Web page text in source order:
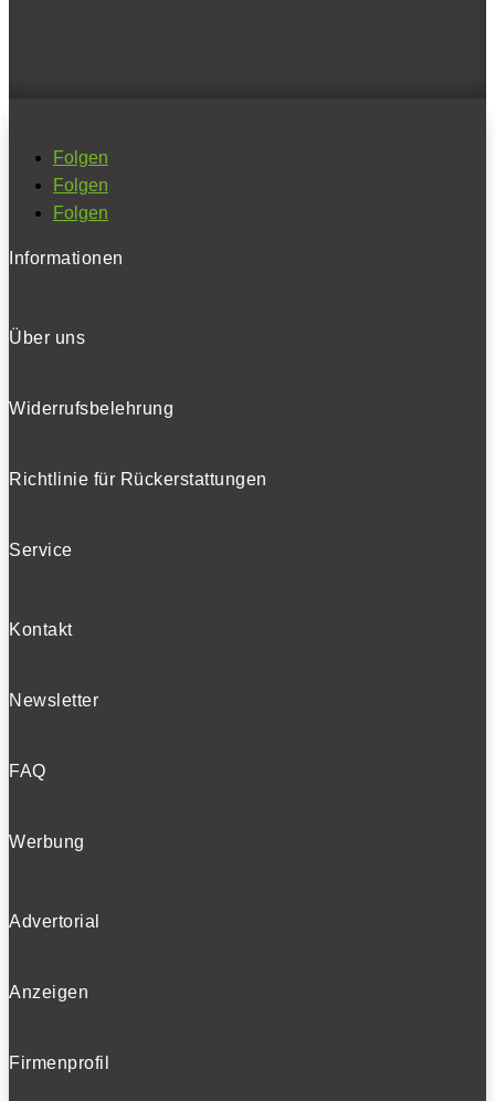
Folgen
Folgen
Folgen
Informationen
Über uns
Widerrufsbelehrung
Richtlinie für Rückerstattungen
Service
Kontakt
Newsletter
FAQ
Werbung
Advertorial
Anzeigen
Firmenprofil